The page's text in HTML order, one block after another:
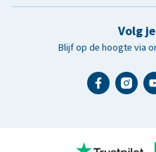
Volg
Blijf op de hoogte via